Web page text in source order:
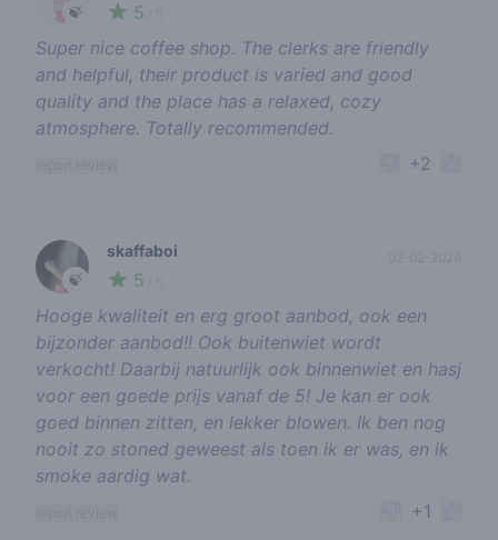
🍃 5
Super nice coffee shop. The clerks are friendly
and helpful, their product is varied and good
quality and the place has a relaxed, cozy
atmosphere. Totally recommended.
+2
🍃
skaffaboi
5
Hooge kwaliteit en erg groot aanbod, ook een
bijzonder aanbod!! Ook buitenwiet wordt
verkocht! Daarbij natuurlijk ook binnenwiet en hasj
voor een goede prijs vanaf de 5! Je kan er ook
goed binnen zitten, en lekker blowen. Ik ben nog
nooit zo stoned geweest als toen ik er was, en ik
smoke aardig wat.
+1